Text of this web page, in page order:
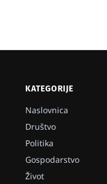
KATEGORIJE
Naslovnica
Društvo
Politika
Gospodarstvo
Život